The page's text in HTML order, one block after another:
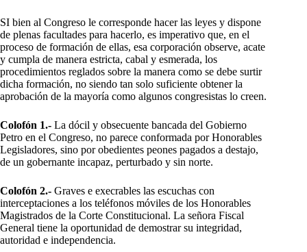
SI bien al Congreso le corresponde hacer las leyes y dispone
de plenas facultades para hacerlo, es imperativo que, en el
proceso de formación de ellas, esa corporación observe, acate
y cumpla de manera estricta, cabal y esmerada, los
procedimientos reglados sobre la manera como se debe surtir
dicha formación, no siendo tan solo suficiente obtener la
aprobación de la mayoría como algunos congresistas lo creen.
Colofón 1.- La dócil y obsecuente bancada del Gobierno
Petro en el Congreso, no parece conformada por Honorables
Legisladores, sino por obedientes peones pagados a destajo,
de un gobernante incapaz, perturbado y sin norte.
Colofón 2.- Graves e execrables las escuchas con
interceptaciones a los teléfonos móviles de los Honorables
Magistrados de la Corte Constitucional. La señora Fiscal
General tiene la oportunidad de demostrar su integridad,
autoridad e independencia.